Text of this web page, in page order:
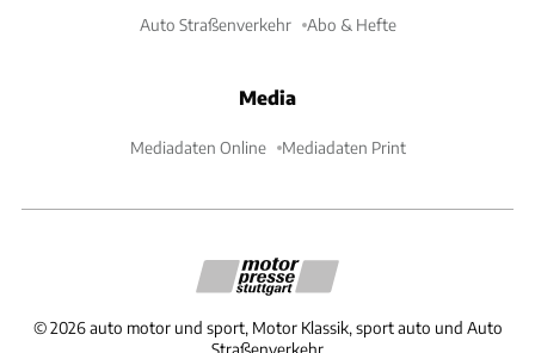
Auto Straßenverkehr Abo & Hefte
Media
Mediadaten Online Mediadaten Print
©2026 auto motor und sport, Motor Klassik, sport auto und Auto